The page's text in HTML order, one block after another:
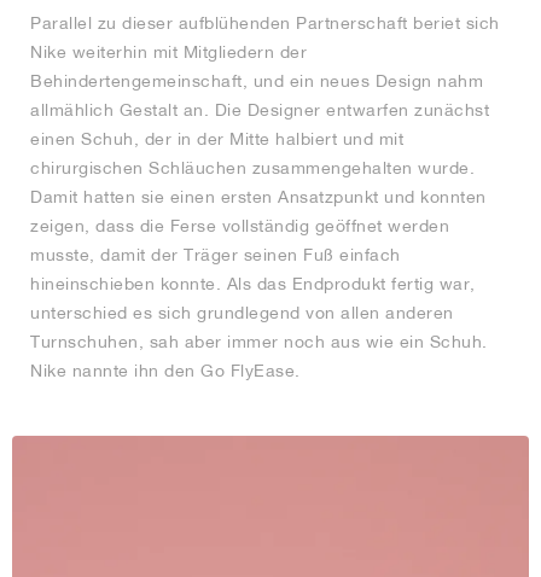
Parallel zu dieser aufblühenden Partnerschaft beriet sich
Nike weiterhin mit Mitgliedern der
Behindertengemeinschaft, und ein neues Design nahm
allmählich Gestalt an. Die Designer entwarfen zunächst
einen Schuh, der in der Mitte halbiert und mit
chirurgischen Schläuchen zusammengehalten wurde.
Damit hatten sie einen ersten Ansatzpunkt und konnten
zeigen, dass die Ferse vollständig geöffnet werden
musste, damit der Träger seinen Fuß einfach
hineinschieben konnte. Als das Endprodukt fertig war,
unterschied es sich grundlegend von allen anderen
Turnschuhen, sah aber immer noch aus wie ein Schuh.
Nike nannte ihn den Go FlyEase.